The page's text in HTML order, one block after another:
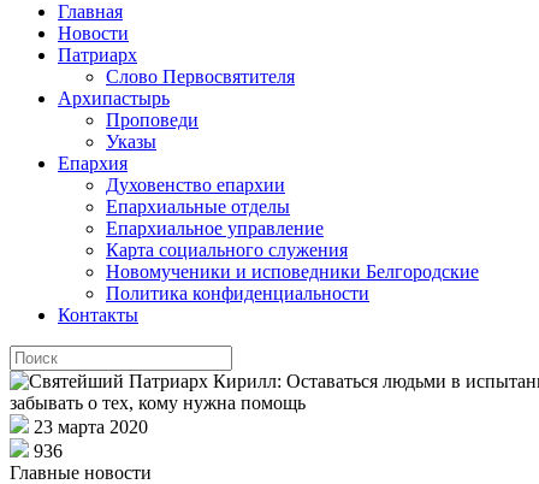
Главная
Новости
Патриарх
Слово Первосвятителя
Архипастырь
Проповеди
Указы
Епархия
Духовенство епархии
Епархиальные отделы
Епархиальное управление
Карта социального служения
Новомученики и исповедники Белгородские
Политика конфиденциальности
Контакты
23 марта 2020
936
Главные новости